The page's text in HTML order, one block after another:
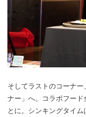
そしてラストのコーナ
ナー」へ。コラボフー
とに。シンキングタイ